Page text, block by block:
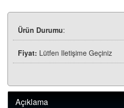
Ürün Durumu:
Fiyat: Lütfen Iletişime Geçiniz
Açıklama